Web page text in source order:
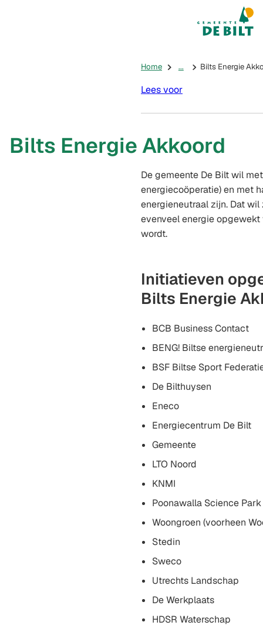
Mijn De Bilt
(Verwijst
Home ... Bilts Energie
Lees voor
Bilts Energie Akkoord
De gemeente De Bilt wil
energiecoöperatie) en met
energieneutraal zijn. Dat
evenveel energie
wordt.
Initiatieven
Bilts Energie
BCB Business Contact
BENG! Biltse
BSF Biltse Sport
De Bilthuysen
Eneco
Energiecentrum De Bilt
Gemeente
LTO Noord
KNMI
Poonawalla Science
Woongroen (voorheen
Stedin
Sweco
Utrechts Landschap
De Werkplaats
HDSR Waterschap